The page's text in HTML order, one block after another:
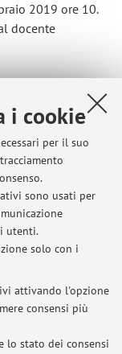
i cookie
per il suo
sono usati per
utenti.
solo con i
attivando l'opzione
consensi più
lo stato dei consensi
2019 ore 10.
docente
MARINI del
MARINI" del
MARINI" del